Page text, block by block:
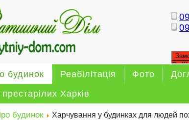
будинок Реабілітація Фото
Харків
будинок Харчування у будинках для людей